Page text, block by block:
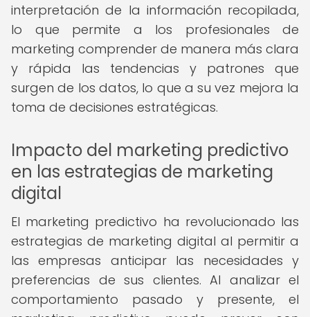
interpretación de la información recopilada,
lo que permite a los profesionales de
marketing comprender de manera más clara
y rápida las tendencias y patrones que
surgen de los datos, lo que a su vez mejora la
toma de decisiones estratégicas.
Impacto del marketing predictivo
en las estrategias de marketing
digital
El marketing predictivo ha revolucionado las
estrategias de marketing digital al permitir a
las empresas anticipar las necesidades y
preferencias de sus clientes. Al analizar el
comportamiento pasado y presente, el